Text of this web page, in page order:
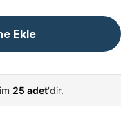
Ekle
25 adet'dir.